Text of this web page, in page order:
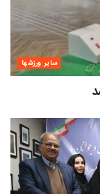
سایر ورزشها